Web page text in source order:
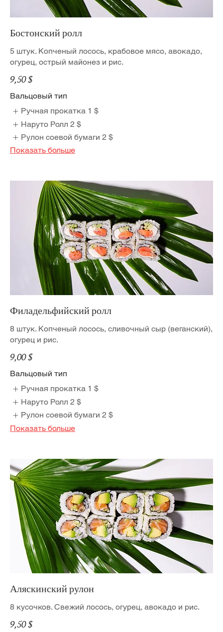
Бостонский ролл
5 штук. Копченый лосось, крабовое мясо, авокадо,
огурец, острый майонез и рис.
9,50 $
Вальцовый тип
Ручная прокатка 1 $
Наруто Ролл 2 $
Рулон соевой бумаги 2 $
Показать больше
Филадельфийский ролл
8 штук. Копченый лосось, сливочный сыр (веганский),
огурец и рис.
9,00 $
Вальцовый тип
Ручная прокатка 1 $
Наруто Ролл 2 $
Рулон соевой бумаги 2 $
Показать больше
Аляскинский рулон
8 кусочков. Свежий лосось, огурец, авокадо и рис.
9,50 $